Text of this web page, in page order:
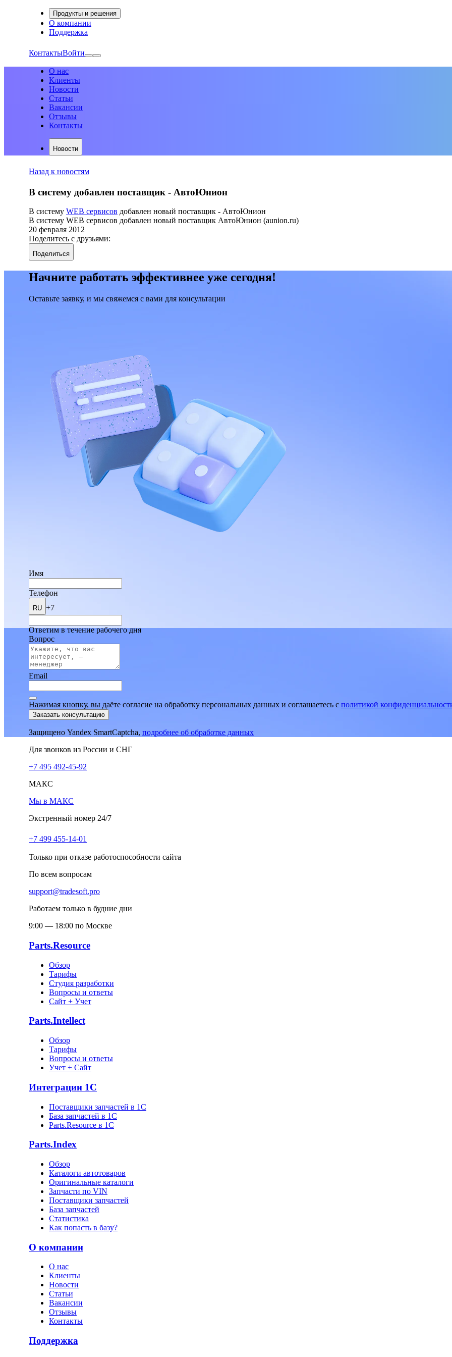
Продукты и решения
О компании
Поддержка
КонтактыВойти
О нас
Клиенты
Новости
Статьи
Вакансии
Отзывы
Контакты
Новости
Назад к новостям
В систему добавлен поставщик - АвтоЮнион
В систему WEB сервисов добавлен новый поставщик - АвтоЮнион
В систему WEB сервисов добавлен новый поставщик АвтоЮнион (aunion.ru)
20 февраля 2012
Поделитесь с друзьями:
Поделиться
Начните работать эффективнее уже сегодня!
Оставьте заявку, и мы свяжемся с вами для консультации
Имя
Телефон
RU +7
Ответим в течение рабочего дня
Вопрос
Email
Нажимая кнопку, вы даёте согласие на обработку персональных данных и соглашаетесь c политикой
Заказать консультацию
Защищено Yandex SmartCaptcha, подробнее об обработке данных
Для звонков из России и СНГ
+7 495 492-45-92
МАКС
Мы в МАКС
Экстренный номер 24/7
+7 499 455-14-01
Только при отказе работоспособности сайта
По всем вопросам
support@tradesoft.pro
Работаем только в будние дни
9:00 — 18:00 по Москве
Parts.Resource
Обзор
Тарифы
Студия разработки
Вопросы и ответы
Сайт + Учет
Parts.Intellect
Обзор
Тарифы
Вопросы и ответы
Учет + Сайт
Интеграции 1С
Поставщики запчастей в 1C
База запчастей в 1С
Parts.Resource в 1C
Parts.Index
Обзор
Каталоги автотоваров
Оригинальные каталоги
Запчасти по VIN
Поставщики запчастей
База запчастей
Статистика
Как попасть в базу?
О компании
О нас
Клиенты
Новости
Статьи
Вакансии
Отзывы
Контакты
Поддержка